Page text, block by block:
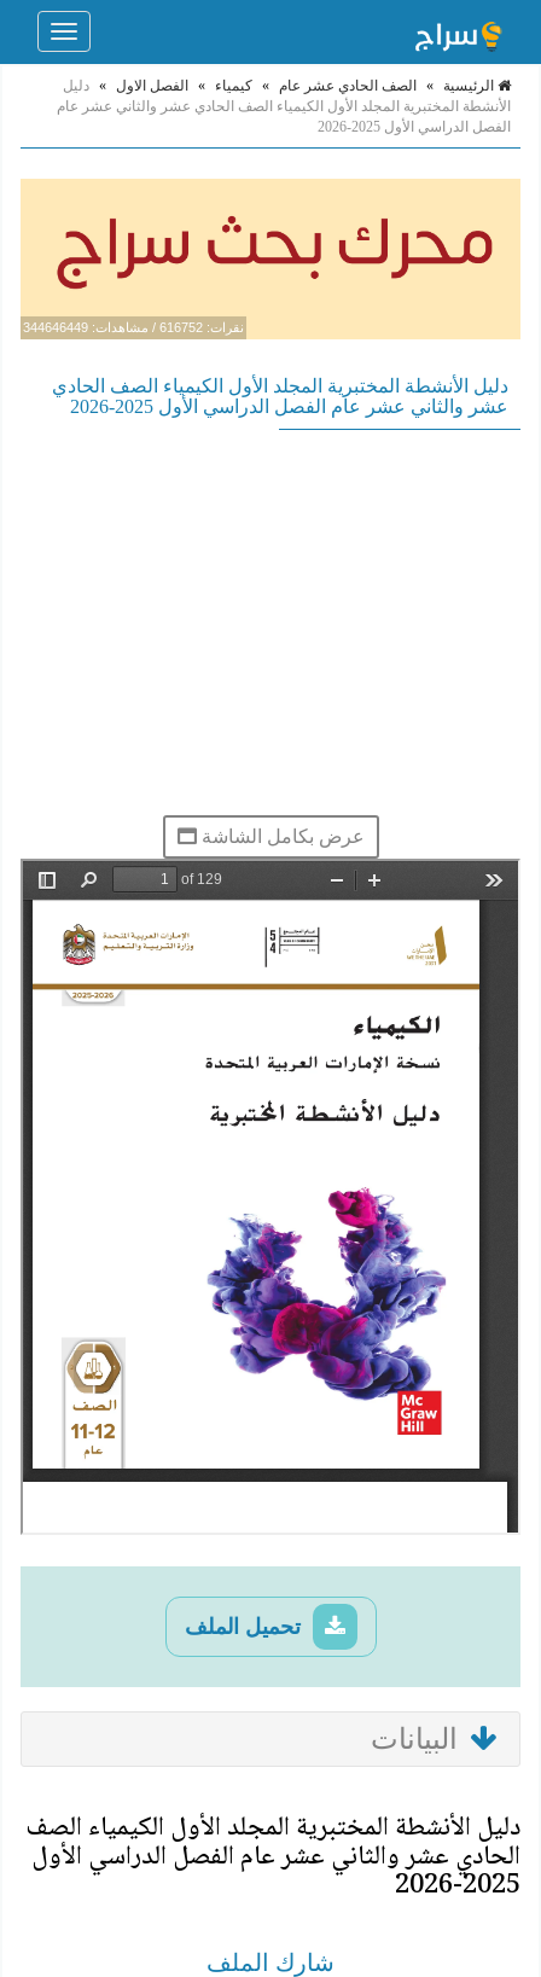
Toggle
الرئيسية » الصف الحادي عشر عام » كيمياء » الفصل الاول » دليل
الأنشطة المختبرية المجلد الأول الكيمياء الصف الحادي عشر والثاني عشر عام
الفصل الدراسي الأول 2025-2026
نقرات: 616752 / مشاهدات: 344646449
دليل الأنشطة المختبرية المجلد الأول الكيمياء الصف الحادي
عشر والثاني عشر عام الفصل الدراسي الأول 2025-2026
عرض بكامل الشاشة
تحميل الملف
البيانات
دليل الأنشطة المختبرية المجلد الأول الكيمياء الصف
الحادي عشر والثاني عشر عام الفصل الدراسي الأول
2025-2026
شارك الملف